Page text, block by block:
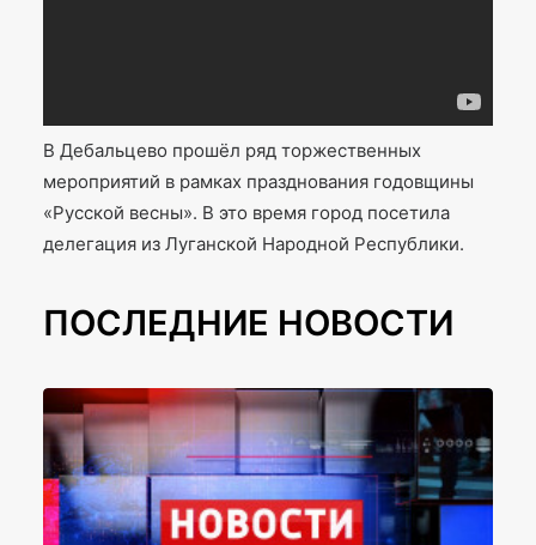
В Дебальцево прошёл ряд торжественных
мероприятий в рамках празднования годовщины
«Русской весны». В это время город посетила
делегация из Луганской Народной Республики.
ПОСЛЕДНИЕ НОВОСТИ